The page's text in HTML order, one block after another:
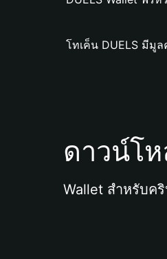
โทเค็น DUELS มีมูล
ดาวน์โ
Wallet สำหรับค